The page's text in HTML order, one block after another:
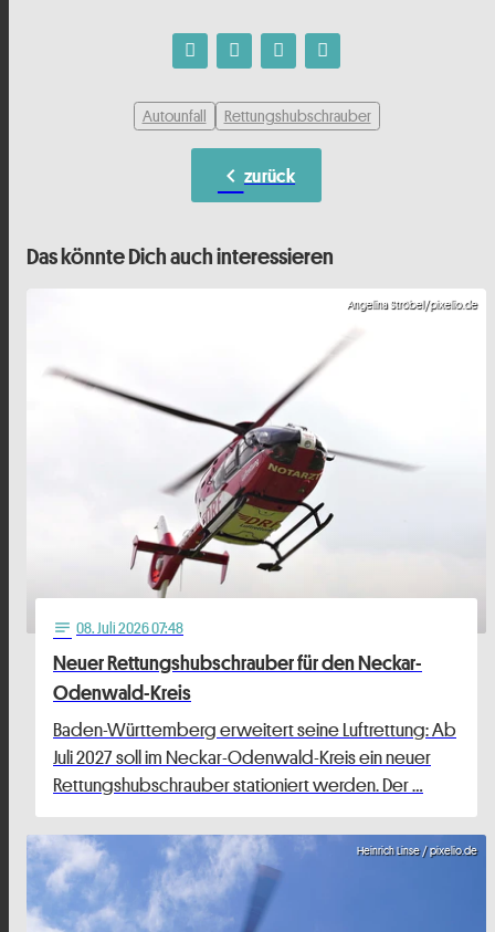
Autounfall Rettungshubschrauber
chevron_left zurück
Das könnte Dich auch interessieren
Angelina Ströbel/pixelio.de
notes 08. Juli 2026 07:48
Neuer Rettungshubschrauber für den Neckar-
Odenwald-Kreis
Baden-Württemberg erweitert seine Luftrettung: Ab
Juli 2027 soll im Neckar-Odenwald-Kreis ein neuer
Rettungshubschrauber stationiert werden. Der …
Heinrich Linse / pixelio.de